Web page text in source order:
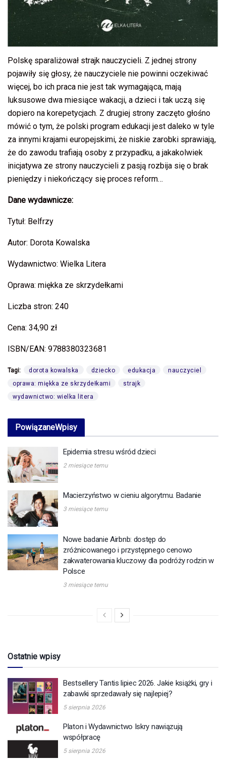
Polskę sparaliżował strajk nauczycieli. Z jednej strony
pojawiły się głosy, że nauczyciele nie powinni oczekiwać
więcej, bo ich praca nie jest tak wymagająca, mają
luksusowe dwa miesiące wakacji, a dzieci i tak uczą się
dopiero na korepetycjach. Z drugiej strony zaczęto głośno
mówić o tym, że polski program edukacji jest daleko w tyle
za innymi krajami europejskimi, że niskie zarobki sprawiają,
że do zawodu trafiają osoby z przypadku, a jakakolwiek
inicjatywa ze strony nauczycieli z pasją rozbija się o brak
pieniędzy i niekończący się proces reform…
Dane wydawnicze:
Tytuł: Belfrzy
Autor: Dorota Kowalska
Wydawnictwo: Wielka Litera
Oprawa: miękka ze skrzydełkami
Liczba stron: 240
Cena: 34,90 zł
ISBN/EAN: 9788380323681
Tagi: dorota kowalska dziecko edukacja
nauczyciel
oprawa: miękka ze skrzydełkami
strajk
wydawnictwo: wielka litera
PowiązaneWpisy
Epidemia stresu wśród dzieci
2 miesiące temu
Macierzyństwo w cieniu algorytmu. Badanie
3 miesiące temu
Nowe badanie Airbnb: dostęp do
zróżnicowanego i przystępnego cenowo
zakwaterowania kluczowy dla podróży rodzin w
Polsce
3 miesiące temu
Ostatnie wpisy
Bestsellery Tantis lipiec 2026. Jakie książki, gry i
zabawki sprzedawały się najlepiej?
5 sierpnia 2026
Platon i Wydawnictwo Iskry nawiązują
współpracę
5 sierpnia 2026